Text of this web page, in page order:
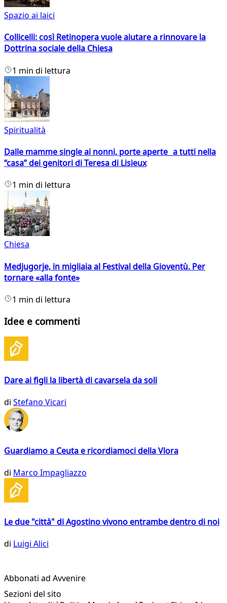
Spazio ai laici
Collicelli: così Retinopera vuole aiutare a rinnovare la
Dottrina sociale della Chiesa
1 min di lettura
Spiritualità
Dalle mamme single ai nonni, porte aperte a tutti nella
“casa” dei genitori di Teresa di Lisieux
1 min di lettura
Chiesa
Medjugorje, in migliaia al Festival della Gioventù. Per
tornare «alla fonte»
1 min di lettura
Idee e commenti
Dare ai figli la libertà di cavarsela da soli
di Stefano Vicari
Guardiamo a Ceuta e ricordiamoci della Vlora
di Marco Impagliazzo
Le due "città" di Agostino vivono entrambe dentro di noi
di Luigi Alici
Abbonati ad Avvenire
Sezioni del sito